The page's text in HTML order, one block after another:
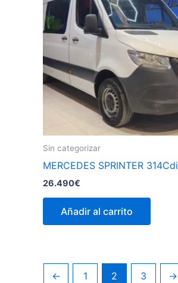
Sin categorizar
MERCEDES SPRINTER 314Cdi
26.490€
Añadir al carrito
← 1 2 3 →